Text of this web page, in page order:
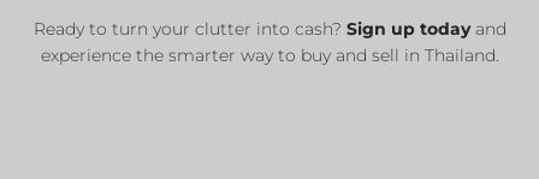
Ready to turn your clutter into cash? Sign up todayand
experience the smarter way to buy and sell in Thailand.